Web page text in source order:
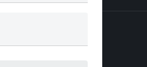
в продаже